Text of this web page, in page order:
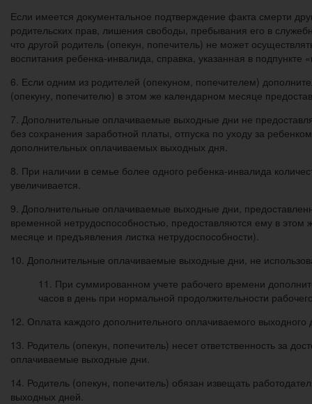
Если имеется документальное подтверждение факта смерти
родительских прав, лишения свободы, пребывания его в
что другой родитель (опекун, попечитель) не может
воспитания ребенка-инвалида, справка, указанная в
6. Если одним из родителей (опекуном, попечителем)
(опекуну, попечителю) в этом же календарном месяце
7. Дополнительные оплачиваемые выходные дни не
без сохранения заработной платы, отпуска по уходу за
дополнительных оплачиваемых выходных дня.
8. При наличии в семье более одного ребенка-инвалида
увеличивается.
9. Дополнительные оплачиваемые выходные дни,
временной нетрудоспособностью, предоставляются ему в
месяце и предъявления листка нетрудоспособности).
10. Дополнительные оплачиваемые выходные дни, не
11. При суммированном учете рабочего времени
часов в день при нормальной продолжительности
12. Оплата каждого дополнительного оплачиваемого
13. Родитель (опекун, попечитель) несет ответственность за
оплачиваемые выходные дни.
14. Родитель (опекун, попечитель) обязан извещать
выходных дней.